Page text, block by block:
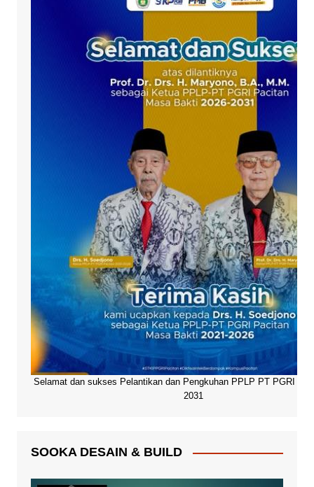
Selamat dan sukses Pelantikan dan Pengkuhan PPLP PT PGRI
2031
SOOKA DESAIN & BUILD